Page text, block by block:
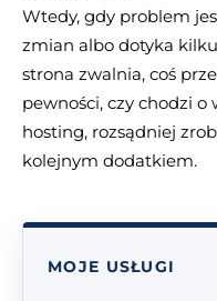
Wtedy, gdy problem
zmian albo dotyka
strona zwalnia, coś
pewności, czy chodzi o
hosting, rozsądniej
kolejnym dodatkiem.
MOJE USŁUGI